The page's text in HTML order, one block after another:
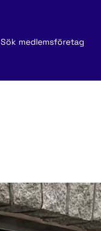
Sök medlemsföretag